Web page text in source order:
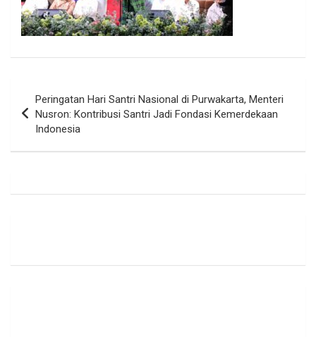
pos
Peringatan Hari Santri Nasional di Purwakarta, Menteri
Nusron: Kontribusi Santri Jadi Fondasi Kemerdekaan
Indonesia